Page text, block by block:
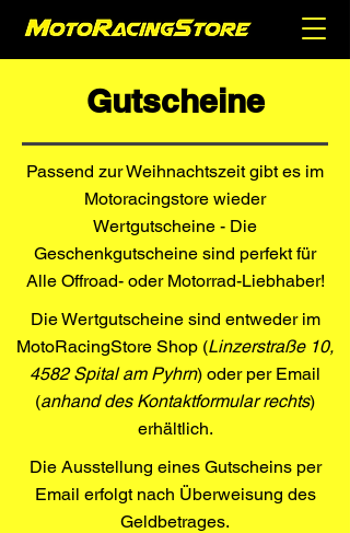
Gutscheine
Passend zur Weihnachtszeit gibt es im
Motoracingstore wieder
Wertgutscheine - Die
Geschenkgutscheine sind perfekt für
Alle Offroad- oder Motorrad-Liebhaber!
Die Wertgutscheine sind entweder im
MotoRacingStore Shop (Linzerstraße 10,
4582 Spital am Pyhrn) oder per Email
(anhand des Kontaktformular rechts)
erhältlich.
Die Ausstellung eines Gutscheins per
Email erfolgt nach Überweisung des
Geldbetrages.